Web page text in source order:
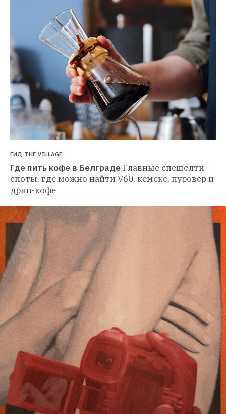
ГИД THE VILLAGE
Где пить кофе в БелградеГлавные спешелти-
споты, где можно найти V60, кемекс, пуровер и
дрип-кофе